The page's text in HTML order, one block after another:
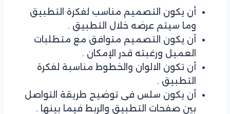
أن يكون التصميم مناسب لفكرة التطبيق
وما سيتم عرضه خلال التطبيق .
أن يكون التصميم متوافق مع متطلبات
العميل ورغبته قدر الإمكان .
أن تكون الالوان والخطوط مناسبة لفكرة
التطبيق .
أن يكون سلس فى توضيح طريقة التواصل
بين صفحات التطبيق والربط فيما بينها .